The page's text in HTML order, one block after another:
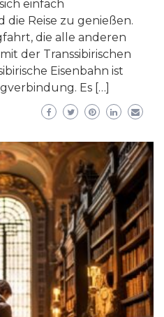
einfach
Reise zu genießen.
die alle anderen
der Transsibirischen
Eisenbahn ist
Es […]